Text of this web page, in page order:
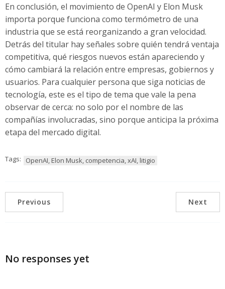
En conclusión, el movimiento de OpenAI y Elon Musk
importa porque funciona como termómetro de una
industria que se está reorganizando a gran velocidad.
Detrás del titular hay señales sobre quién tendrá ventaja
competitiva, qué riesgos nuevos están apareciendo y
cómo cambiará la relación entre empresas, gobiernos y
usuarios. Para cualquier persona que siga noticias de
tecnología, este es el tipo de tema que vale la pena
observar de cerca: no solo por el nombre de las
compañías involucradas, sino porque anticipa la próxima
etapa del mercado digital.
Tags: OpenAI, Elon Musk, competencia, xAI, litigio
Previous Next
No responses yet